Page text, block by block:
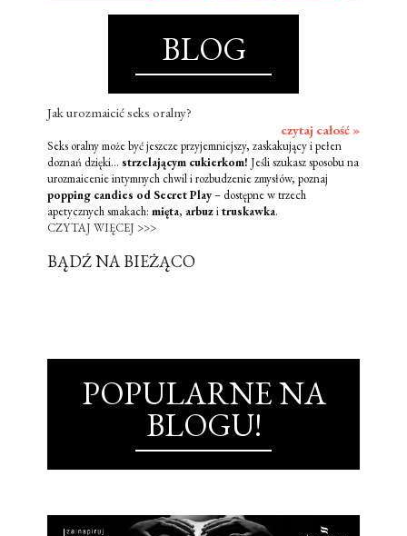
BLOG
Jak urozmaicić seks oralny?
czytaj całość »
Seks oralny może być jeszcze przyjemniejszy, zaskakujący i pełen
doznań dzięki... strzelającym cukierkom! Jeśli szukasz sposobu na
urozmaicenie intymnych chwil i rozbudzenie zmysłów, poznaj
popping candies od Secret Play– dostępne w trzech
apetycznych smakach: mięta, arbuzitruskawka.
CZYTAJ WIĘCEJ >>>
BĄDŹ NA BIEŻĄCO
POPULARNE NA
BLOGU!